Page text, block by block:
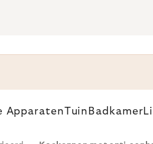
ApparatenTuin Badkamer